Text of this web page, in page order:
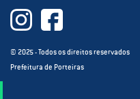
© 2025 - Todos os direitos reservados
Prefeitura de Porteiras